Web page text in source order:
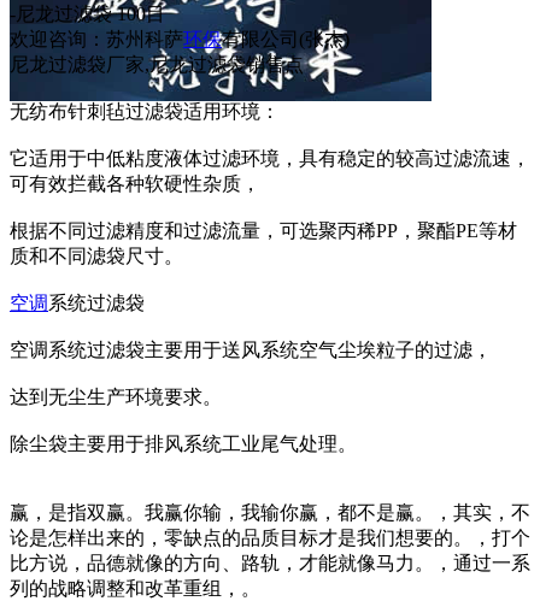
-尼龙过滤袋 100目
欢迎咨询：苏州科萨环保有限公司(张杰)
尼龙过滤袋厂家,尼龙过滤袋销售点
无纺布针刺毡过滤袋适用环境：
它适用于中低粘度液体过滤环境，具有稳定的较高过滤流速，
可有效拦截各种软硬性杂质，
根据不同过滤精度和过滤流量，可选聚丙稀PP，聚酯PE等材
质和不同滤袋尺寸。
空调系统过滤袋
空调系统过滤袋主要用于送风系统空气尘埃粒子的过滤，
达到无尘生产环境要求。
除尘袋主要用于排风系统工业尾气处理。
赢，是指双赢。我赢你输，我输你赢，都不是赢。，其实，不
论是怎样出来的，零缺点的品质目标才是我们想要的。，打个
比方说，品德就像的方向、路轨，才能就像马力。，通过一系
列的战略调整和改革重组，。